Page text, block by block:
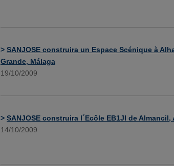
> SANJOSE construira un Espace Scénique à
Grande, Málaga
19/10/2009
> SANJOSE construira l´Ecôle EB1JI de Almancil,
14/10/2009